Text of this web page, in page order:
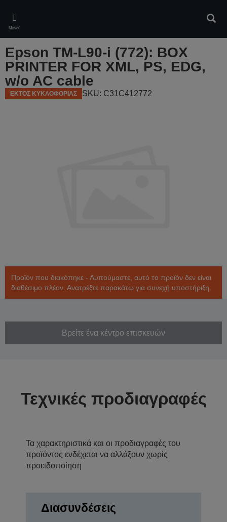
main
content
Μενού
Epson TM-L90-i (772): BOX
PRINTER FOR XML, PS, EDG,
w/o AC cable
ΕΚΤΟΣ ΚΥΚΛΟΦΟΡΙΑΣ SKU: C31C412772
Προϊόν που διακόπηκε - Λυπούμαστε, αυτό το προϊόν δεν είναι
διαθέσιμο πλέον. Ανατρέξτε παρακάτω για συνεχή υποστήριξη.
Βρείτε ένα κέντρο επισκευών
Τεχνικές προδιαγραφές
Τα χαρακτηριστικά και οι προδιαγραφές του
προϊόντος ενδέχεται να αλλάξουν χωρίς
προειδοποίηση
Διασυνδέσεις